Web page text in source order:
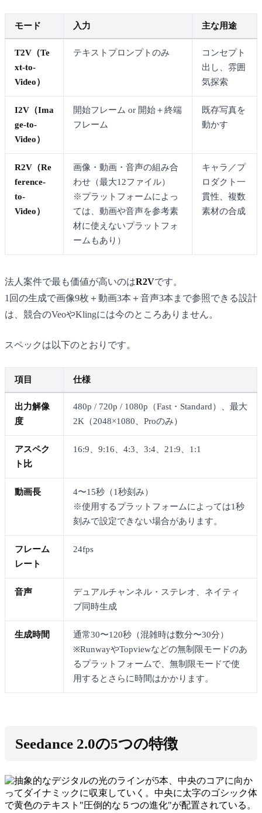
モード 入力 主な用途
T2V （Te
xt-to-
Video）
テキストプロンプトのみ
コンセプト
出し、雰囲
気探索
I2V （Ima
ge-to-
Video）
開始フレーム or 開始＋終端
フレーム
既存写真を
動かす
R2V （Re
ference-
to-
Video）
画像・動画・音声の組み合
わせ（最大12ファイル）
※プラットフォームによっ
ては、動画や音声を参考素
材に使えないプラットフォ
ームもあり）
キャラ／プ
ロダクト一
貫性、複数
素材の合成
法人案件で最も価値が高いのはR2Vです。
1回の生成で画像9枚＋動画3本＋音声3本まで参照できる設計
は、競合のVeoやKlingには今のところありません。
スペックは以下のとおりです。
項目 仕様
出力解像
度
480p / 720p / 1080p（Fast・Standard）、最大
2K（2048×1080、Proのみ）
アスペク
ト比
16:9、9:16、4:3、3:4、21:9、1:1
動画長
4〜15秒（1秒刻み）
※使用するプラットフォームによっては1秒
刻みで設定できない場合があります。
フレーム
レート
24fps
音声
デュアルチャンネル・ステレオ、ネイティ
ブ同時生成
生成時間
通常30〜120秒（混雑時は数分〜30分）
※RunwayやTopviewなどの無制限モードのあ
るプラットフォームで、無制限モードで使
用するとさらに時間はかかります。
Seedance 2.0の5つの特徴